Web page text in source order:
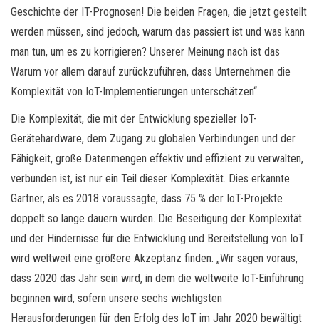
Geschichte der IT-Prognosen! Die beiden Fragen, die jetzt gestellt
werden müssen, sind jedoch, warum das passiert ist und was kann
man tun, um es zu korrigieren? Unserer Meinung nach ist das
Warum vor allem darauf zurückzuführen, dass Unternehmen die
Komplexität von IoT-Implementierungen unterschätzen“.
Die Komplexität, die mit der Entwicklung spezieller IoT-
Gerätehardware, dem Zugang zu globalen Verbindungen und der
Fähigkeit, große Datenmengen effektiv und effizient zu verwalten,
verbunden ist, ist nur ein Teil dieser Komplexität. Dies erkannte
Gartner, als es 2018 voraussagte, dass 75 % der IoT-Projekte
doppelt so lange dauern würden. Die Beseitigung der Komplexität
und der Hindernisse für die Entwicklung und Bereitstellung von IoT
wird weltweit eine größere Akzeptanz finden. „Wir sagen voraus,
dass 2020 das Jahr sein wird, in dem die weltweite IoT-Einführung
beginnen wird, sofern unsere sechs wichtigsten
Herausforderungen für den Erfolg des IoT im Jahr 2020 bewältigt